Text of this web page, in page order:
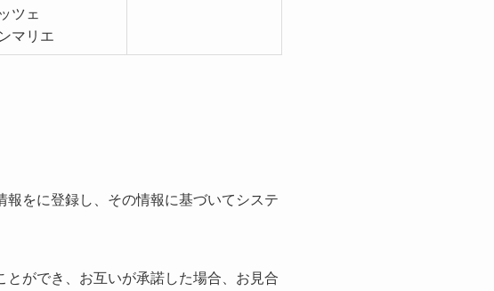
ツェ
マリエ
をに登録し、その情報に基づいてシステ
ができ、お互いが承諾した場合、お見合